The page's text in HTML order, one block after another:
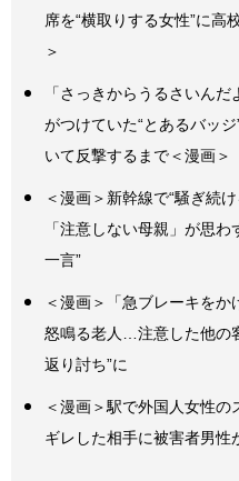
席を“横取りする女性”に高
＞
「さっきからうるさいん
がつけていた“とあるバッ
いて反撃するまで＜漫画＞
＜漫画＞新幹線で“騒ぎ続
「注意しない母親」が思わ
一言”
＜漫画＞「急ブレーキをか
怒鳴る老人…注意した他の
返り討ち”に
＜漫画＞駅で外国人女性
ギレした相手に被害者男性